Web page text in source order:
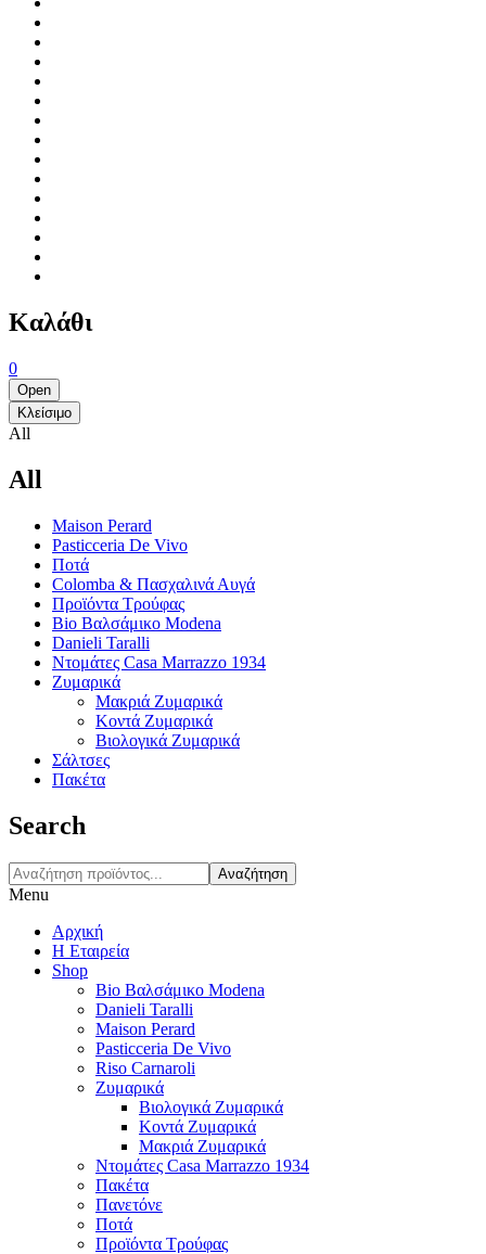
Καλάθι
0
Open
Κλείσιμο
All
All
Maison Perard
Pasticceria De Vivo
Ποτά
Colomba & Πασχαλινά Αυγά
Προϊόντα Τρούφας
Bio Βαλσάμικο Modena
Danieli Taralli
Ντομάτες Casa Marrazzo 1934
Ζυμαρικά
Μακριά Ζυμαρικά
Κοντά Ζυμαρικά
Βιολογικά Ζυμαρικά
Σάλτσες
Πακέτα
Search
Αναζήτηση
Menu
Αρχική
Η Εταιρεία
Shop
Bio Βαλσάμικο Modena
Danieli Taralli
Maison Perard
Pasticceria De Vivo
Riso Carnaroli
Ζυμαρικά
Βιολογικά Ζυμαρικά
Κοντά Ζυμαρικά
Μακριά Ζυμαρικά
Ντομάτες Casa Marrazzo 1934
Πακέτα
Πανετόνε
Ποτά
Προϊόντα Τρούφας